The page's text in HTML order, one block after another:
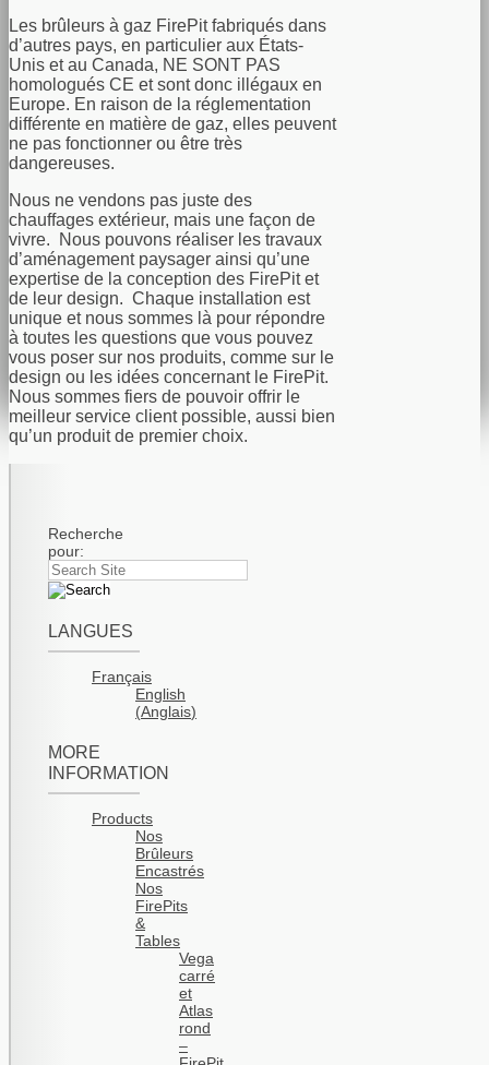
Les brûleurs à gaz FirePit fabriqués dans
d’autres pays, en particulier aux États-
Unis et au Canada, NE SONT PAS
homologués CE et sont donc illégaux en
Europe. En raison de la réglementation
différente en matière de gaz, elles peuvent
ne pas fonctionner ou être très
dangereuses.
Nous ne vendons pas juste des
chauffages extérieur, mais une façon de
vivre. Nous pouvons réaliser les travaux
d’aménagement paysager ainsi qu’une
expertise de la conception des FirePit et
de leur design. Chaque installation est
unique et nous sommes là pour répondre
à toutes les questions que vous pouvez
vous poser sur nos produits, comme sur le
design ou les idées concernant le FirePit.
Nous sommes fiers de pouvoir offrir le
meilleur service client possible, aussi bien
qu’un produit de premier choix.
Recherche
pour:
LANGUES
Français
English
(Anglais)
MORE
INFORMATION
Products
Nos
Brûleurs
Encastrés
Nos
FirePits
&
Tables
Vega
carré
et
Atlas
rond
–